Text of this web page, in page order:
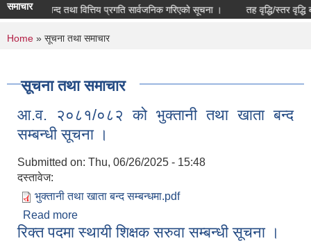
समाचार
खाता बन्द तथा वित्तिय प्रगति सार्वजनिक गरिएको सूचना । तह वृद्धि/स्तर वृद्धि
You are here
Home » सूचना तथा समाचार
सूचना तथा समाचार
आ.व. २०८१/०८२ को भुक्तानी तथा खाता बन्द
सम्बन्धी सूचना ।
Submitted on: Thu, 06/26/2025 - 15:48
दस्तावेज:
भुक्तानी तथा खाता बन्द सम्बन्धमा.pdf
Read more
सम्बन्धी सूचना ।
रिक्त पदमा स्थायी शिक्षक सरुवा सम्बन्धी सूचना ।